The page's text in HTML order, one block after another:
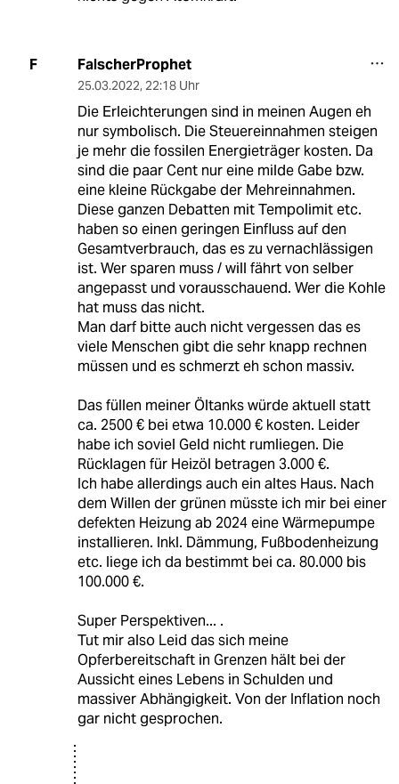
F FalscherProphet
25.03.2022, 22:18 Uhr
Die Erleichterungen sind in meinen Augen eh
nur symbolisch. Die Steuereinnahmen steigen
je mehr die fossilen Energieträger kosten. Da
sind die paar Cent nur eine milde Gabe bzw.
eine kleine Rückgabe der Mehreinnahmen.
Diese ganzen Debatten mit Tempolimit etc.
haben so einen geringen Einfluss auf den
Gesamtverbrauch, das es zu vernachlässigen
ist. Wer sparen muss / will fährt von selber
angepasst und vorausschauend. Wer die Kohle
hat muss das nicht.
Man darf bitte auch nicht vergessen das es
viele Menschen gibt die sehr knapp rechnen
müssen und es schmerzt eh schon massiv.
Das füllen meiner Öltanks würde aktuell statt
ca. 2500 € bei etwa 10.000 € kosten. Leider
habe ich soviel Geld nicht rumliegen. Die
Rücklagen für Heizöl betragen 3.000 €.
Ich habe allerdings auch ein altes Haus. Nach
dem Willen der grünen müsste ich mir bei einer
defekten Heizung ab 2024 eine Wärmepumpe
installieren. Inkl. Dämmung, Fußbodenheizung
etc. liege ich da bestimmt bei ca. 80.000 bis
100.000 €.
Super Perspektiven... .
Tut mir also Leid das sich meine
Opferbereitschaft in Grenzen hält bei der
Aussicht eines Lebens in Schulden und
massiver Abhängigkeit. Von der Inflation noch
gar nicht gesprochen.